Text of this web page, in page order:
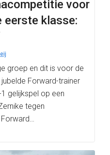
voor
eerste klasse:
groep en dit is voor de
Forward-trainer
gelijkspel op een
tegen